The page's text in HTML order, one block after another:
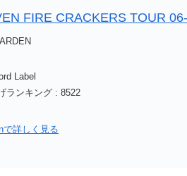
FIRE CRACKERS TOUR
Label
ランキング : 8522
で詳しく見る